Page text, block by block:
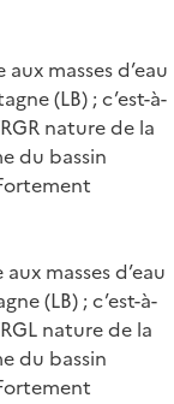
masses d’eau
(LB) ; c’est-à-
nature de la
du bassin
masses d’eau
(LB) ; c’est-à-
nature de la
du bassin